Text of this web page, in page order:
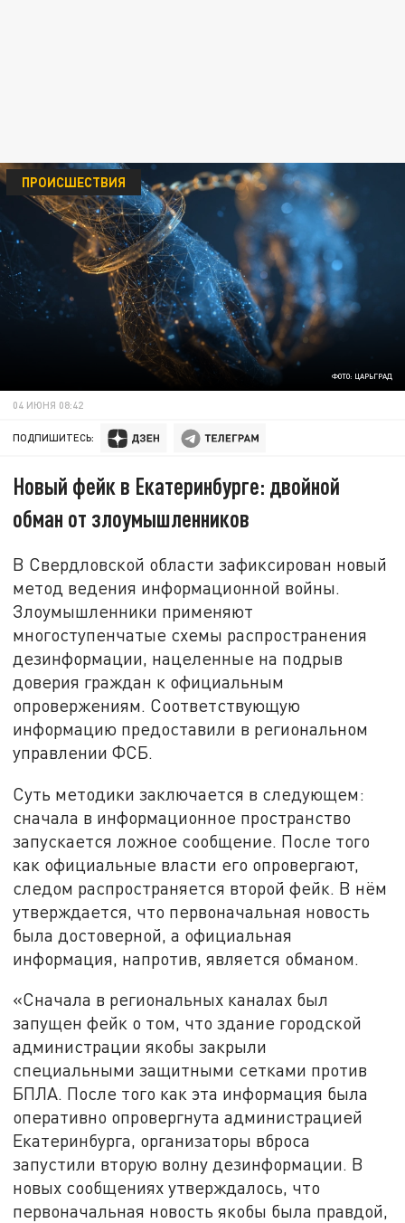
ФОТО: ЦАРЬГРАД
ПРОИСШЕСТВИЯ
04 ИЮНЯ 08:42
ПОДПИШИТЕСЬ:
Новый фейк в Екатеринбурге: двойной
обман от злоумышленников
В Свердловской области зафиксирован новый
метод ведения информационной войны.
Злоумышленники применяют
многоступенчатые схемы распространения
дезинформации, нацеленные на подрыв
доверия граждан к официальным
опровержениям. Соответствующую
информацию предоставили в региональном
управлении ФСБ.
Суть методики заключается в следующем:
сначала в информационное пространство
запускается ложное сообщение. После того
как официальные власти его опровергают,
следом распространяется второй фейк. В нём
утверждается, что первоначальная новость
была достоверной, а официальная
информация, напротив, является обманом.
«Сначала в региональных каналах был
запущен фейк о том, что здание городской
администрации якобы закрыли
специальными защитными сетками против
БПЛА. После того как эта информация была
оперативно опровергнута администрацией
Екатеринбурга, организаторы вброса
запустили вторую волну дезинформации. В
новых сообщениях утверждалось, что
первоначальная новость якобы была правдой,